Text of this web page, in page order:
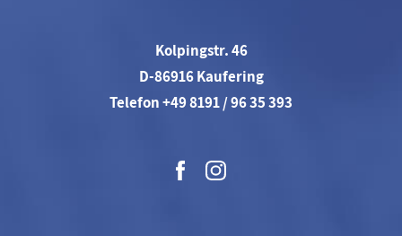
Kolpingstr. 46
D-86916 Kaufering
Telefon +49 8191 / 96 35 393